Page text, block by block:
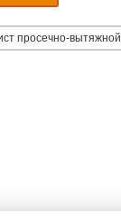
просечно-вытяжной